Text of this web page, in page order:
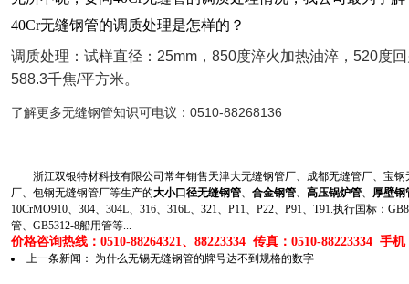
40Cr无缝钢管的调质处理是怎样的？
调质处理：试样直径：25mm，850度淬火加热油淬，520度
588.3千焦/平方米。
了解更多无缝钢管知识可电议：0510-88268136
浙江双银特材科技有限公司常年销售天津大无缝钢管厂、成都无缝管厂、宝钢
厂、包钢无缝钢管厂等生产的大小口径无缝钢管、 合金钢管、 高压锅炉管、
厚壁钢
10CrMO910、304、304L、316、316L、321、P11、P22、P91、T91.执行国标：
管、GB5312-8船用管等...
价格咨询热线：0510-88264321、88223334 传真：0510-88223334 手机
上一条新闻： 为什么无锡无缝钢管的牌号达不到规格的数字